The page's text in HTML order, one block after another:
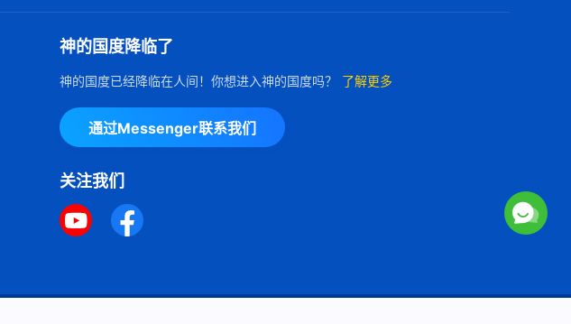
神的国度降临了
神的国度已经降临在人间！你想进入神的国度吗？ 了解更多
通过Messenger联系我们
关注我们